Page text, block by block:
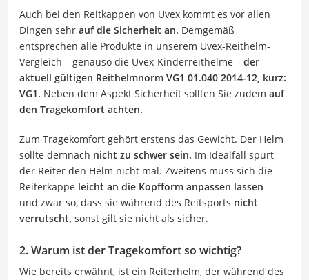
Auch bei den Reitkappen von Uvex kommt es vor allen
Dingen sehr auf die Sicherheit an. Demgemäß
entsprechen alle Produkte in unserem Uvex-Reithelm-
Vergleich – genauso die Uvex-Kinderreithelme – der
aktuell gültigen Reithelmnorm VG1 01.040 2014-12, kurz:
VG1. Neben dem Aspekt Sicherheit sollten Sie zudem auf
den Tragekomfort achten.
Zum Tragekomfort gehört erstens das Gewicht. Der Helm
sollte demnach nicht zu schwer sein. Im Idealfall spürt
der Reiter den Helm nicht mal. Zweitens muss sich die
Reiterkappe leicht an die Kopfform anpassen lassen –
und zwar so, dass sie während des Reitsports nicht
verrutscht, sonst gilt sie nicht als sicher.
2. Warum ist der Tragekomfort so wichtig?
Wie bereits erwähnt, ist ein Reiterhelm, der während des